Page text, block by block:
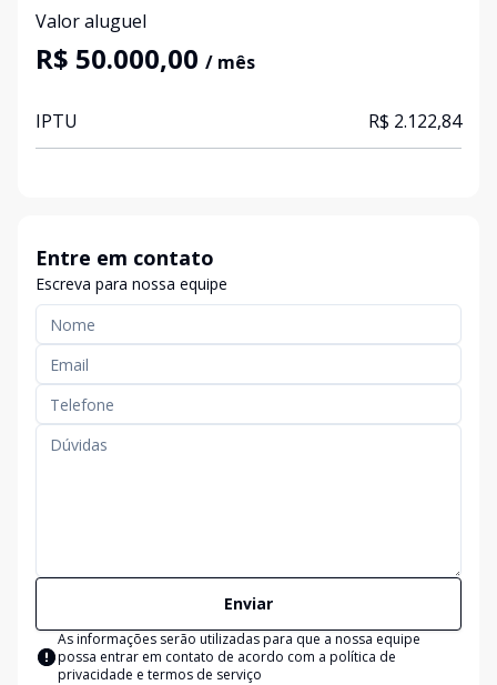
Valor aluguel
R$ 50.000,00 / mês
IPTU R$ 2.122,84
Entre em contato
Escreva para nossa equipe
Enviar
As informações serão utilizadas para que a nossa equipe
possa entrar em contato de acordo com a política de
privacidade e termos de serviço